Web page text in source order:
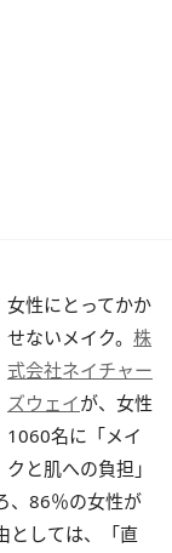
女性にとってかか
せないメイク。 株
式会社ネイチャー
ズウェイが、女性
1060名に「メイ
クと肌への負担」
、86％の女性が
としては、「直